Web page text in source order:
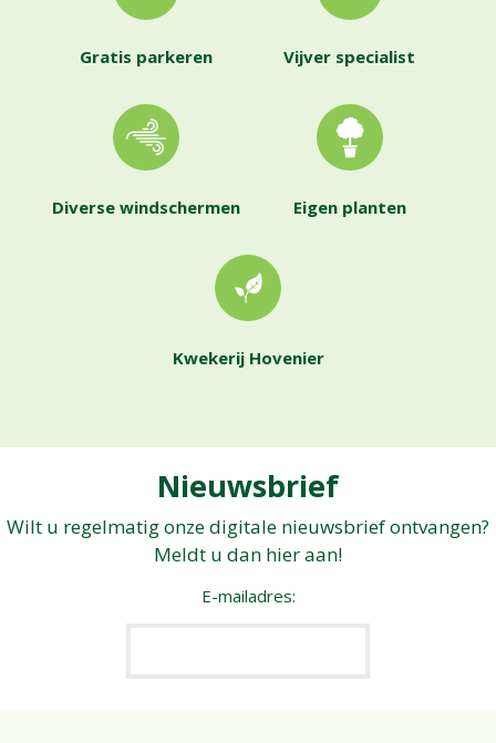
Gratis parkeren Vijver specialist
Diverse windschermen Eigen planten
Kwekerij Hovenier
Nieuwsbrief
Wilt u regelmatig onze digitale nieuwsbrief ontvangen?
Meldt u dan hier aan!
E-mailadres: